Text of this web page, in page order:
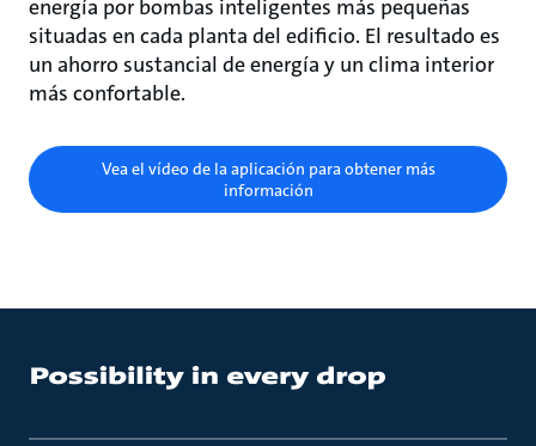
energía por bombas inteligentes más pequeñas
situadas en cada planta del edificio. El resultado es
un ahorro sustancial de energía y un clima interior
más confortable.
Vea el vídeo de la aplicación para obtener más
información